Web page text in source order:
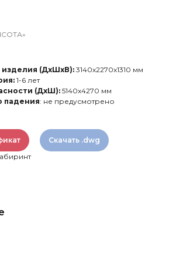
изделия (ДхШхВ): 3140х2270х1310 мм
1-6 лет
(ДхШ): 5140х4270 мм
падения: не предусмотрено
Скачать .dwg